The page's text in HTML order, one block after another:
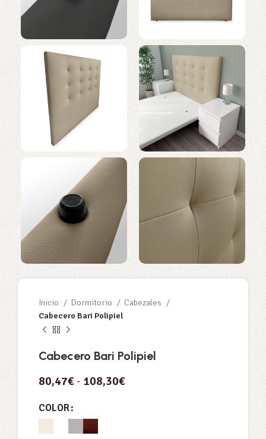
Inicio Dormitorio
Cabezales
Cabecero Bari Polipiel
Cabecero Bari Polipiel
80,47€ - 108,30€
COLOR